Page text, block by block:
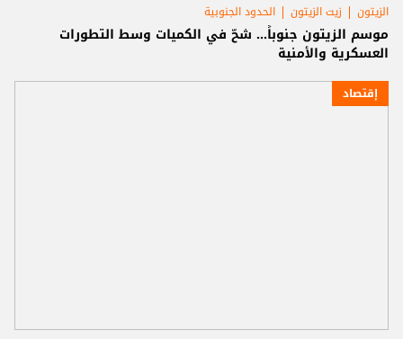
الزيتون زيت الزيتون الحدود الجنوبية
موسم الزيتون جنوباً... شحّ في الكميات وسط التطورات
العسكرية والأمنية
إقتصاد